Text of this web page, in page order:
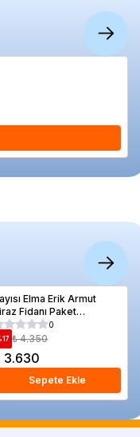
Elma Erik Armut
Fidanı Paket
0
17 ₺ 4.350
3.630
Sepete Ekle